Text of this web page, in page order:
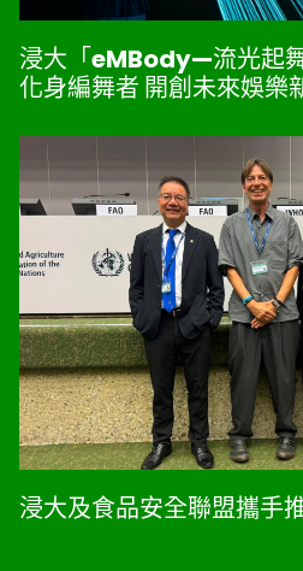
浸大「eMBody—流光起
化身編舞者 開創未來娛樂
浸大及食品安全聯盟攜手